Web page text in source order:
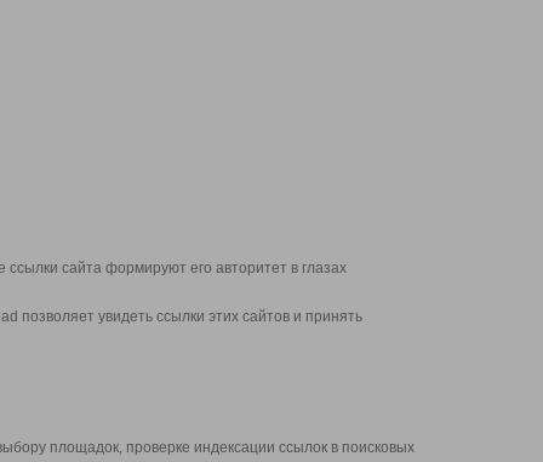
сайта формируют его авторитет в глазах
увидеть ссылки этих сайтов и принять
площадок, проверке индексации ссылок в поисковых